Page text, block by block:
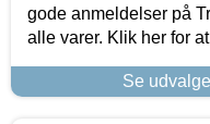
gode anmeldelser på
alle varer. Klik her for
Se